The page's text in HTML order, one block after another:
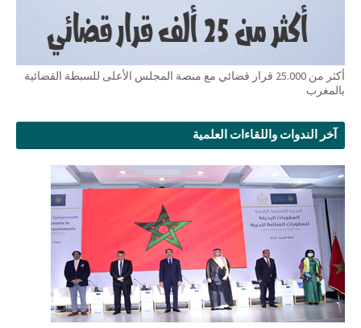
أكثر من 25.000 قرار قضائي مع منصة المجلس الأعلى للسبطة القضائية
بالمغرب
آخر الندوات واللقاءات العلمية